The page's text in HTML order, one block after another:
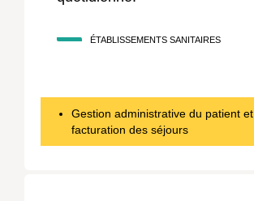
ÉTABLISSEMENTS SANITAIRES
Gestion administrative du patient et
facturation des séjours